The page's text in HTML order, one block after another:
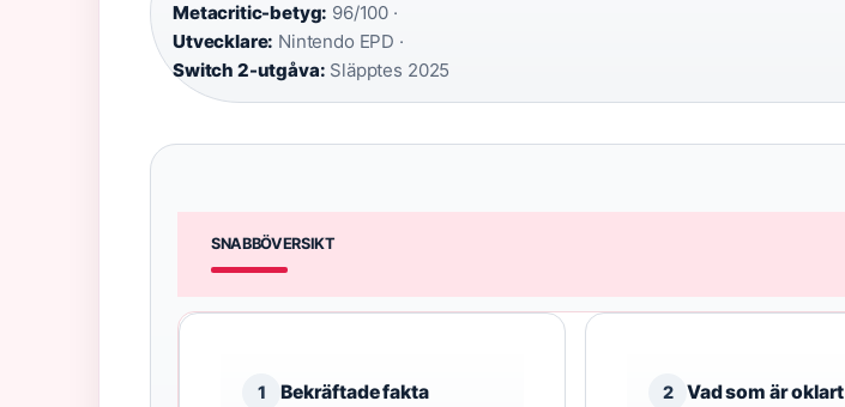
Metacritic-betyg: 96/100 ·
Utvecklare: Nintendo EPD ·
Switch 2-utgåva: Släpptes 2025
SNABBÖVERSIKT
1 Bekräftade fakta 2 Vad som är oklart